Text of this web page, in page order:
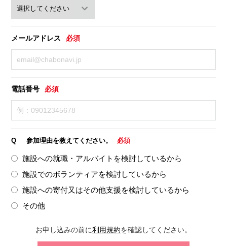
メールアドレス 必須
電話番号 必須
Q 参加理由を教えてください。 必須
施設への就職・アルバイトを検討しているから
施設でのボランティアを検討しているから
施設への寄付又はその他支援を検討しているから
その他
お申し込みの前に利用規約を確認してください。